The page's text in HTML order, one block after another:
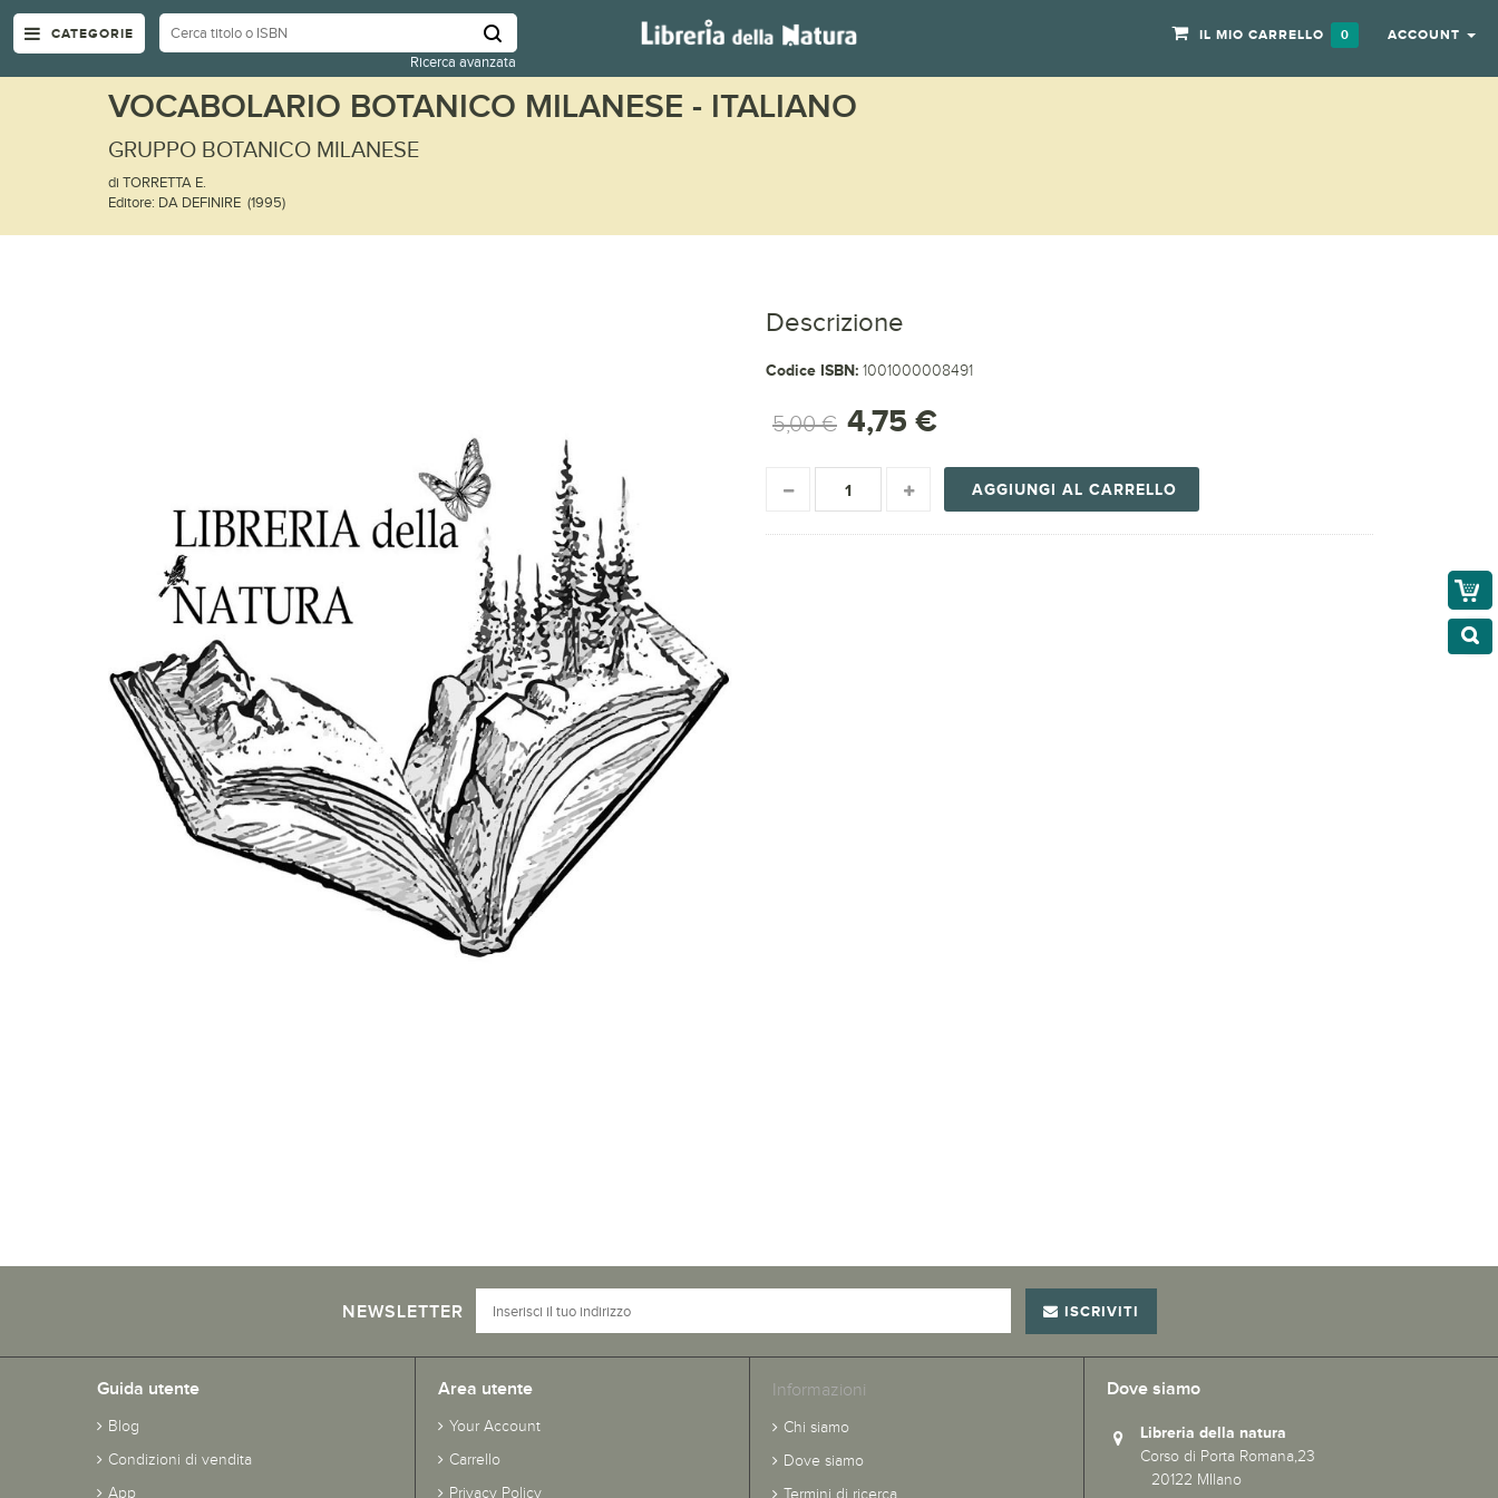
CATEGORIE
Ricerca avanzata
IL MIO CARRELLO 0 ACCOUNT
VOCABOLARIO BOTANICO MILANESE - ITALIANO
GRUPPO BOTANICO MILANESE
di TORRETTA E.
Editore: DA DEFINIRE (1995)
Descrizione
Codice ISBN: 1001000008491
5,00 € 4,75 €
AGGIUNGI AL CARRELLO
NEWSLETTER ISCRIVITI
Guida utente
Blog
Condizioni di vendita
App
Area utente
Your Account
Carrello
Privacy Policy
Informazioni
Chi siamo
Dove siamo
Termini di ricerca
Dove siamo
Libreria della natura
Corso di Porta Romana,23
20122 MIlano